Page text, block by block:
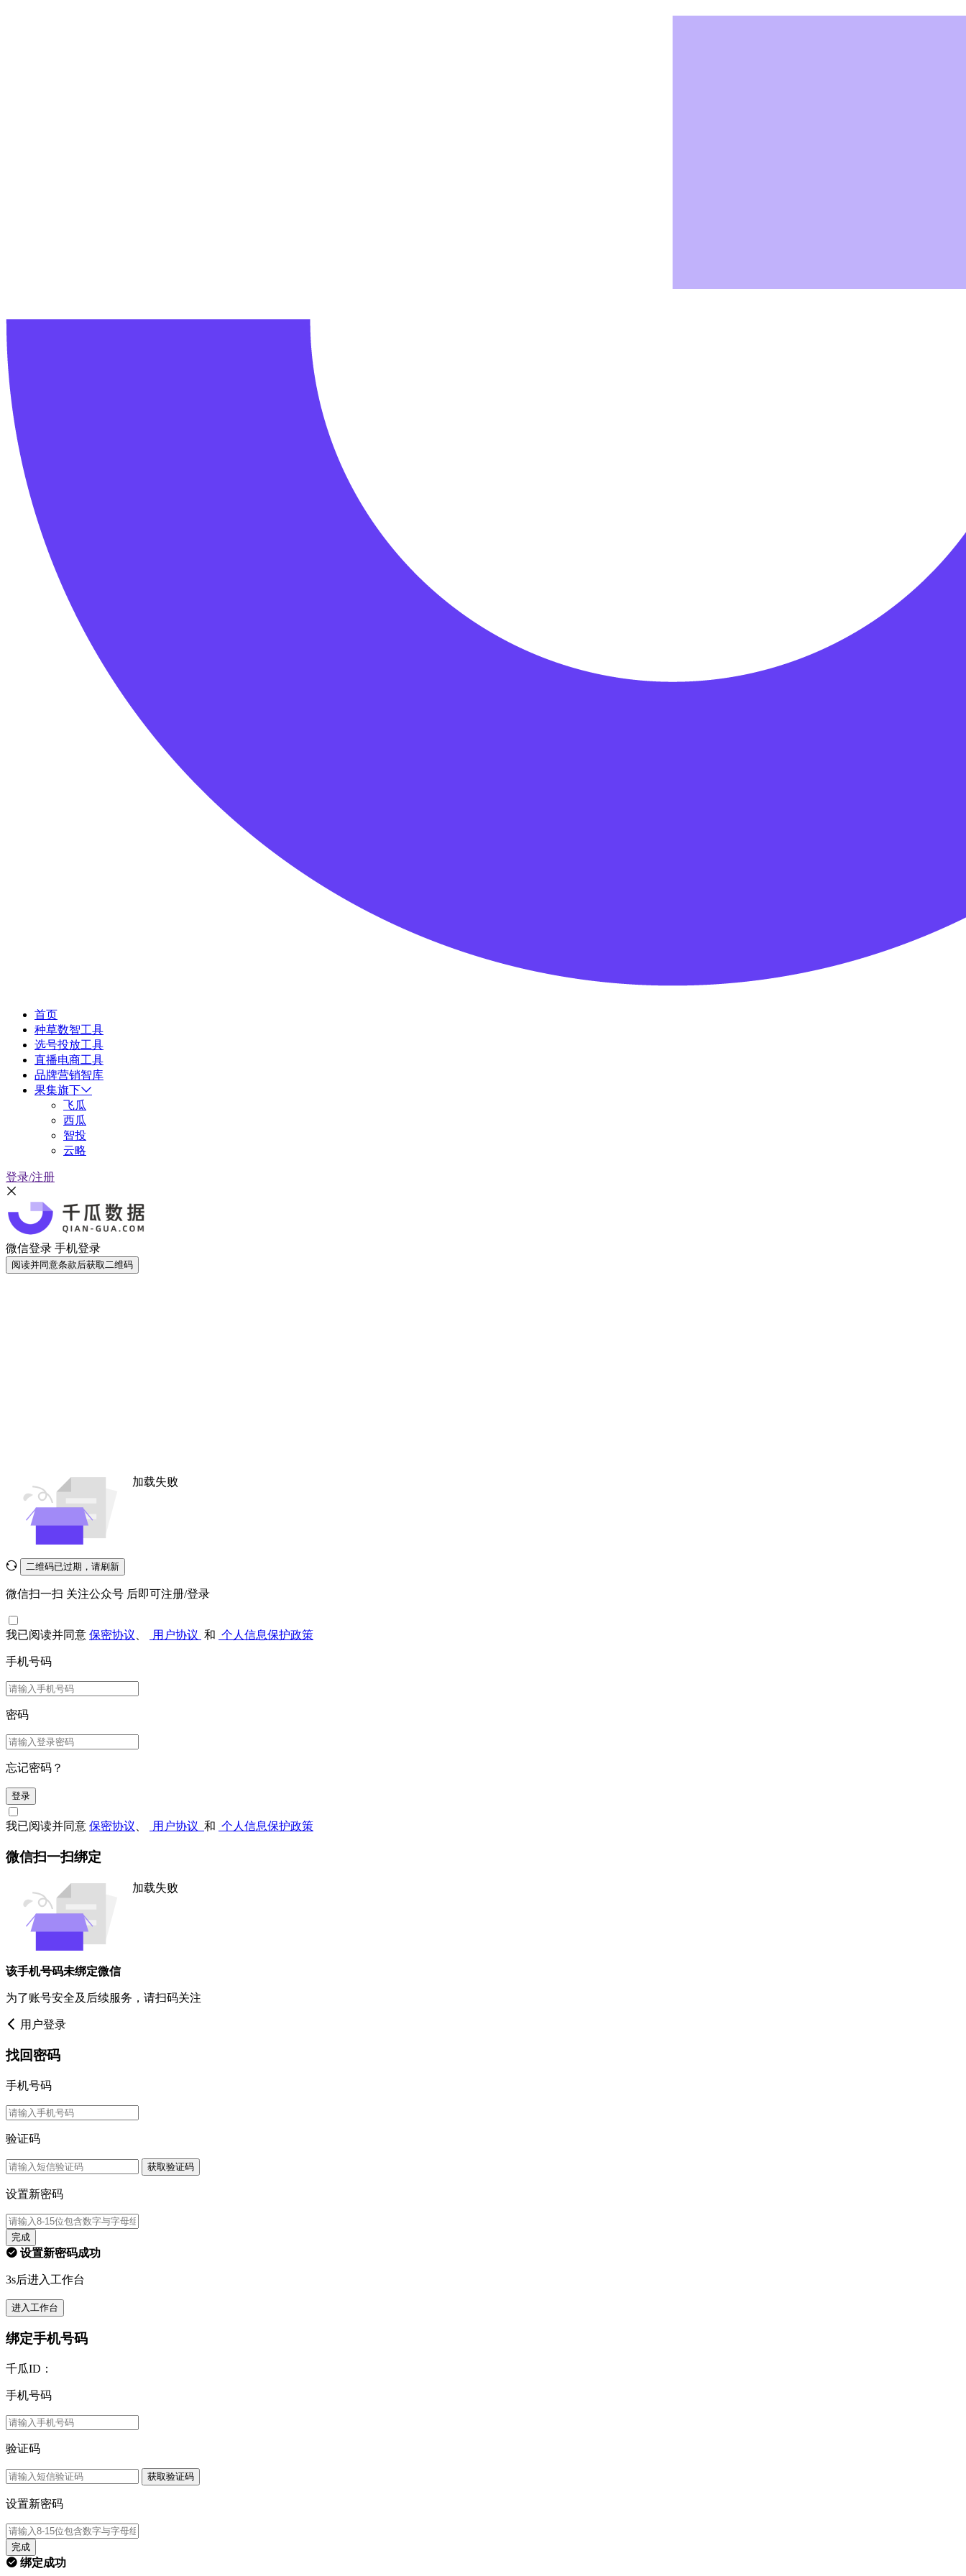
首页
种草数智工具
选号投放工具
直播电商工具
品牌营销智库
果集旗下
飞瓜
西瓜
智投
云略
登录/注册
微信登录 手机登录
阅读并同意条款后获取二维码
加载失败
二维码已过期，请刷新
微信扫一扫 关注公众号 后即可注册/登录
我已阅读并同意 保密协议 用户协议 和 个人信息保护政策
手机号码
密码
忘记密码？
登录
我已阅读并同意 保密协议 用户协议 和 个人信息保护政策
微信扫一扫绑定
加载失败
该手机号码未绑定微信
为了账号安全及后续服务，请扫码关注
用户登录
找回密码
手机号码
验证码
获取验证码
设置新密码
完成
设置新密码成功
3s后进入工作台
进入工作台
绑定手机号码
千瓜ID：
手机号码
验证码
获取验证码
设置新密码
完成
绑定成功